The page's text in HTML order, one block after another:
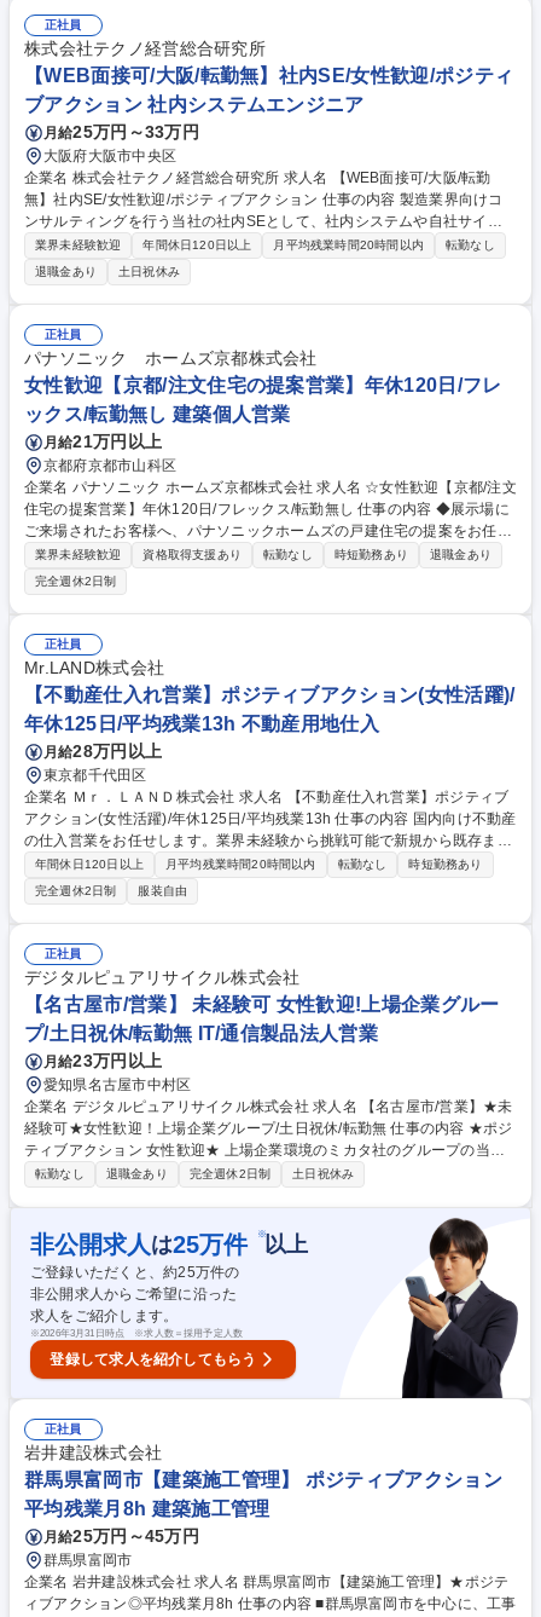
正社員
株式会社テクノ経営総合研究所
【WEB面接可/大阪/転勤無】社内SE/女性歓迎/ポジティ
ブアクション 社内システムエンジニア
月給25万円～33万円
大阪府大阪市中央区
企業名 株式会社テクノ経営総合研究所 求人名 【WEB面接可/大阪/転勤
無】社内SE/女性歓迎/ポジティブアクション 仕事の内容 製造業界向けコ
ンサルティングを行う当社の社内SEとして、社内システムや自社サイト
の開発を担当します。慣れてくれば、システムの運用や保守、ヘルプデス
ク業務もお任せします。 ■具体的には、開発メンバーとして営業支援等の
既存システム強化及び新システムの構築をお任せします。将来的にはシス
テム運用、マーケットや社内業務にマッチした情報インフラの企画等も担
当いただきます。 ■開発業務に慣れてこられたら、ヘルプデスク業務やシ
ステムの保守・運用等、社内SE業務をお任せいたします。OJT形式で現社
員が丁寧に仕事をお教えいたします。社内SEとしてキャリア形成いただ
けます。 募集職種 【WEB面接可/大阪/転勤無】社内SE/女性歓迎/ポジティ
ブアクション
業界未経験歓迎 年間休日120日以上 月平均残業時間20時間以内
転勤なし
退職金あり
土日祝休み
正社員
パナソニック ホームズ京都株式会社
女性歓迎【京都/注文住宅の提案営業】年休120日/フレ
ックス/転勤無し 建築個人営業
月給21万円以上
京都府京都市山科区
企業名 パナソニック ホームズ京都株式会社 求人名 ☆女性歓迎【京都/注文
住宅の提案営業】年休120日/フレックス/転勤無し 仕事の内容 ◆展示場に
ご来場されたお客様へ、パナソニックホームズの戸建住宅の提案をお任せ
します。100％反響営業で提案に集中できる環境です。 ☆有給・産休取得
に加えフレックスも導入済みで、復帰しやすい環境です。 ☆提案に集中で
きる環境～週1回の「案件MTG」～ チーム全員で互いに担当案件の提案ア
イデアを出し合うため、新人でも先輩の知見をフル活用して自信を持って
お客様に向き合えます。 【ブランドの強み】強固な構造（非常に強い耐震
性）・全館空調（花粉・PM2.5対策）・キラテック外壁（将来にわたる外
観の維持）に加え、無料の定期点検やリフォーム対応などの自社修理・メ
ンテナンス体制が充実。 募集職種 ☆女性歓迎【京都/注文住宅の提案営
業】年休120日/フレックス/転勤無し
業界未経験歓迎 資格取得支援あり 転勤なし 時短勤務あり
退職金あり
完全週休2日制
正社員
Mr.LAND株式会社
【不動産仕入れ営業】ポジティブアクション(女性活躍)/
年休125日/平均残業13h 不動産用地仕入
月給28万円以上
東京都千代田区
企業名 Ｍｒ．ＬＡＮＤ株式会社 求人名 【不動産仕入れ営業】ポジティブ
アクション(女性活躍)/年休125日/平均残業13h 仕事の内容 国内向け不動産
の仕入営業をお任せします。業界未経験から挑戦可能で新規から既存まで
幅広く担当していただきます。高インセンティブでキャリアアップも目指
せます。女性歓迎求人です！ 【具体的な仕事内容】 ・新規開拓：テレア
ポや飛び込みで新規の仕入れ先を開拓します。 ・既存営業：既存の取引先
に対して、継続的な関係構築を行います。 未経験から初回の契約を獲得す
るまでは半年～1年かかる場合もありますが、先輩社員から知識を吸収
し、顧客先ともコミュニケーションを密に取っていくことで、成果に繋げ
ることが出来ます。 【業務の変更範囲】当該業務全般 募集職種 【不動産
仕入れ営業】ポジティブアクション(女性活躍)/年休125日/平均残業13h
年間休日120日以上 月平均残業時間20時間以内 転勤なし
時短勤務あり
完全週休2日制
服装自由
正社員
デジタルピュアリサイクル株式会社
【名古屋市/営業】 未経験可 女性歓迎!上場企業グルー
プ/土日祝休/転勤無 IT/通信製品法人営業
月給23万円以上
愛知県名古屋市中村区
企業名 デジタルピュアリサイクル株式会社 求人名 【名古屋市/営業】★未
経験可★女性歓迎！上場企業グループ/土日祝休/転勤無 仕事の内容 ★ポジ
ティブアクション 女性歓迎★ 上場企業環境のミカタ社のグループの当社
にて法人営業をお任せします。 ・2024年11月に名古屋営業所(現本社)は
ン・コピー機等のOA機器をお預かりし、以下のサービスを提案・提供し
ています。 リユース事業/機密情報漏洩防止事業/キッティング事業（新規
システム導入時の設定・導入支援）/マテリアルリサイクル事業 で取引先
業界は幅広く、安定した需要を背景に業績は好調です。社会的ニーズの高
い分野において、顧客と長期的な信頼関係を築く法人営業です。 募集職種
【名古屋市/営業】★未経験可★女性歓迎！上場企業グループ/土日祝休/転
勤無
転勤なし 退職金あり 完全週休2日制 土日祝休み
非公開求人 は25万件 ※以上
ご登録いただくと、約25万件の
非公開求人からご希望に沿った
求人をご紹介します。
※2026年3月31日時点 ※求人数＝採用予定人数
登録して求人を紹介してもらう
正社員
岩井建設株式会社
群馬県富岡市【建築施工管理】 ポジティブアクション
平均残業月8h 建築施工管理
月給25万円～45万円
群馬県富岡市
企業名 岩井建設株式会社 求人名 群馬県富岡市【建築施工管理】★ポジテ
ィブアクション◎平均残業月8h 仕事の内容 ■群馬県富岡市を中心に、工事